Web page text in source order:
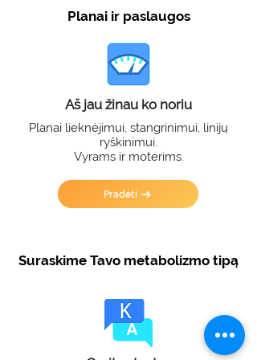
Suraskime Tavo metabolizmo tipą
Planai ir paslaugos
Aš jau žinau ko noriu
Planai lieknėjimui, stangrinimui, linijų
ryškinimui.
Vyrams ir moterims.
Pradėti